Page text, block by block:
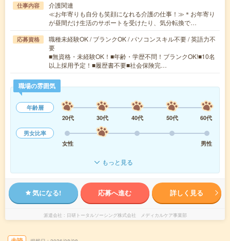
仕事内容
介護関連
≪お年寄りも自分も笑顔になれる介護の仕事！≫＊お年寄り
が昼間だけ生活のサポートを受けたり、気分転換で…
応募資格
職種未経験OK / ブランクOK / パソコンスキル不要 / 英語力不
要
■無資格・未経験OK！■年齢・学歴不問！ブランクOK!■10名
以上採用予定！■履歴書不要■社会保険完…
職場の雰囲気
年齢層
20代
30代 40代 50代
60代
男女比率
女性
男性
もっと見る
気になる! 応募へ進む 詳しく見る
派遣会社 日研トータルソーシング株式会社 メディカルケア事業部